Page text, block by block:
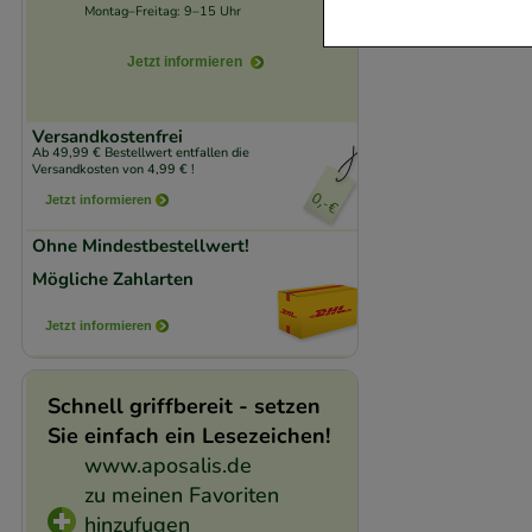
Montag–Freitag: 9–15 Uhr
Jetzt informieren
Versandkostenfrei
Ab 49,99 € Bestellwert entfallen die
Versandkosten von 4,99 € !
Jetzt informieren
Ohne Mindestbestellwert!
Mögliche Zahlarten
Jetzt informieren
Schnell griffbereit - setzen
Sie einfach ein Lesezeichen!
www.aposalis.de
zu meinen Favoriten
hinzufugen